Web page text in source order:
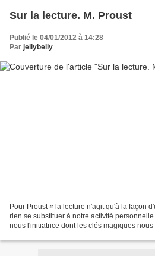
Sur la lecture. M. Proust
Publié le 04/01/2012 à 14:28
Par jellybelly
Pour Proust « la lecture n'agit qu'à la façon
rien se substituer à notre activité
nous l'initiatrice dont les clés magiques